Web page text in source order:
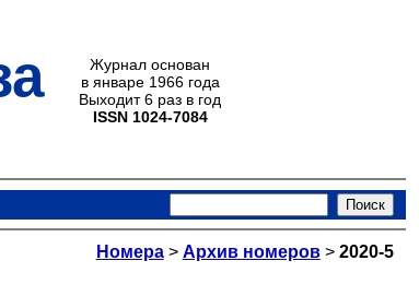
Журнал основан
в январе 1966 года
Выходит 6 раз в год
ISSN 1024-7084
Номера> Архив номеров> 2020-5